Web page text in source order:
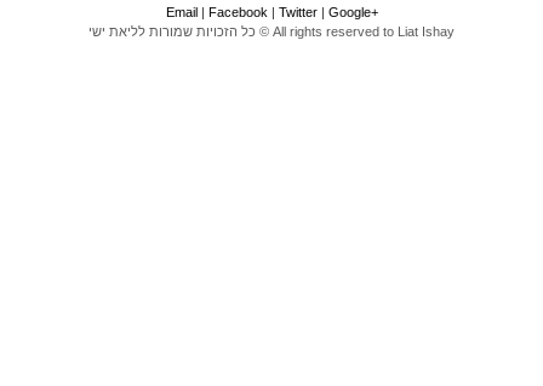
+
Email| Facebook | Twitter | Google
All rights reserved to Liat Ishay © כל הזכויות שמורות לליאת ישי